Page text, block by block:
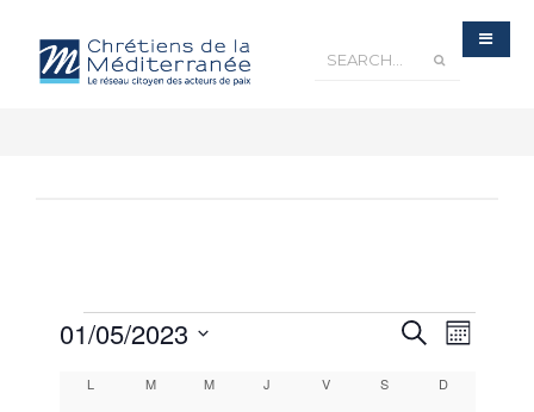
Recherche
et
navigation
Évènements
Recherche
de
Mois
01/05/2023
L M M J V S D